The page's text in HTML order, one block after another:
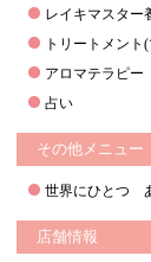
レイキマスター
トリートメント
アロマテラピー
占い
その他メニュー
世界にひとつ
店舗情報